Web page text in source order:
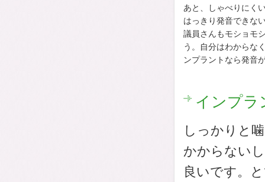
あと、しゃべりにく
はっきり発音できな
議員さんもモショモ
う。自分はわからな
ンプラントなら発音
インプラ
しっかりと
かからない
良いです。